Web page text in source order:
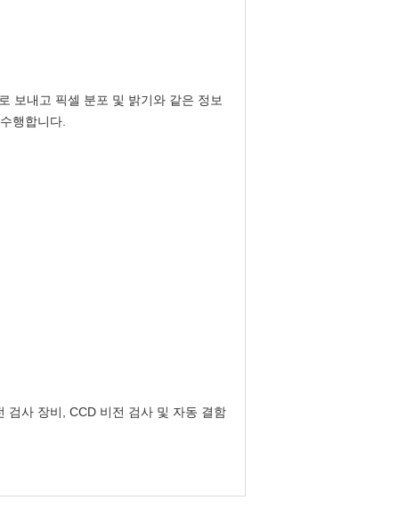
보내고 픽셀 분포 및 밝기와 같은 정보
행합니다.
검사 장비, CCD 비전 검사 및 자동 결함